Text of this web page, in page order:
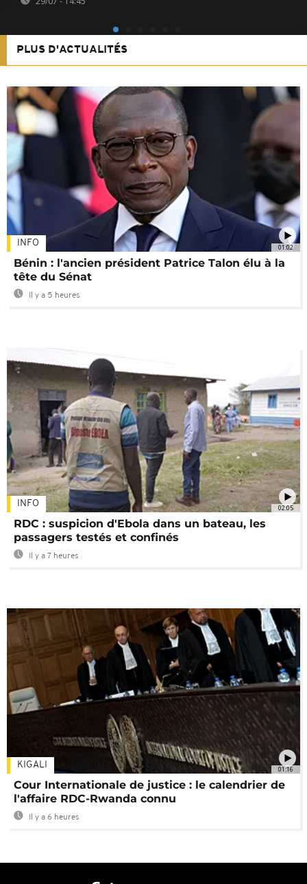
PLUS D'ACTUALITÉS
01:02
INFO
Bénin : l'ancien président Patrice Talon élu à la
tête du Sénat
Il y a 5 heures
02:05
INFO
RDC : suspicion d'Ebola dans un bateau, les
passagers testés et confinés
Il y a 7 heures
01:16
KIGALI
Cour Internationale de justice : le calendrier de
l'affaire RDC-Rwanda connu
Il y a 6 heures